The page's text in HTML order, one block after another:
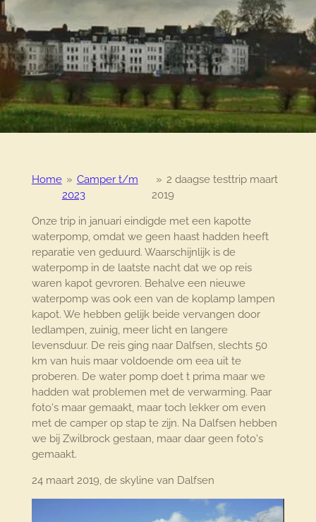
Home » Camper t/m
2023
» 2 daagse testtrip maart
2019
Onze trip in januari eindigde met een kapotte
waterpomp, omdat we geen haast hadden heeft
reparatie ven geduurd. Waarschijnlijk is de
waterpomp in de laatste nacht dat we op reis
waren kapot gevroren. Behalve een nieuwe
waterpomp was ook een van de koplamp lampen
kapot. We hebben gelijk beide vervangen door
ledlampen, zuinig, meer licht en langere
levensduur. De reis ging naar Dalfsen, slechts 50
km van huis maar voldoende om eea uit te
proberen. De water pomp doet t prima maar we
hadden wat problemen met de verwarming. Paar
foto's maar gemaakt, maar toch lekker om even
met de camper op stap te zijn. Na Dalfsen hebben
we bij Zwilbrock gestaan, maar daar geen foto's
gemaakt.
24 maart 2019, de skyline van Dalfsen